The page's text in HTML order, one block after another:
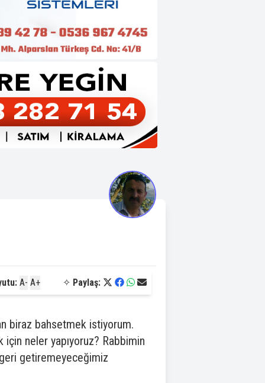
A- A+ ✧ Paylaş:
biraz bahsetmek istiyorum.
için neler yapıyoruz? Rabbimin
geri getiremeyeceğimiz